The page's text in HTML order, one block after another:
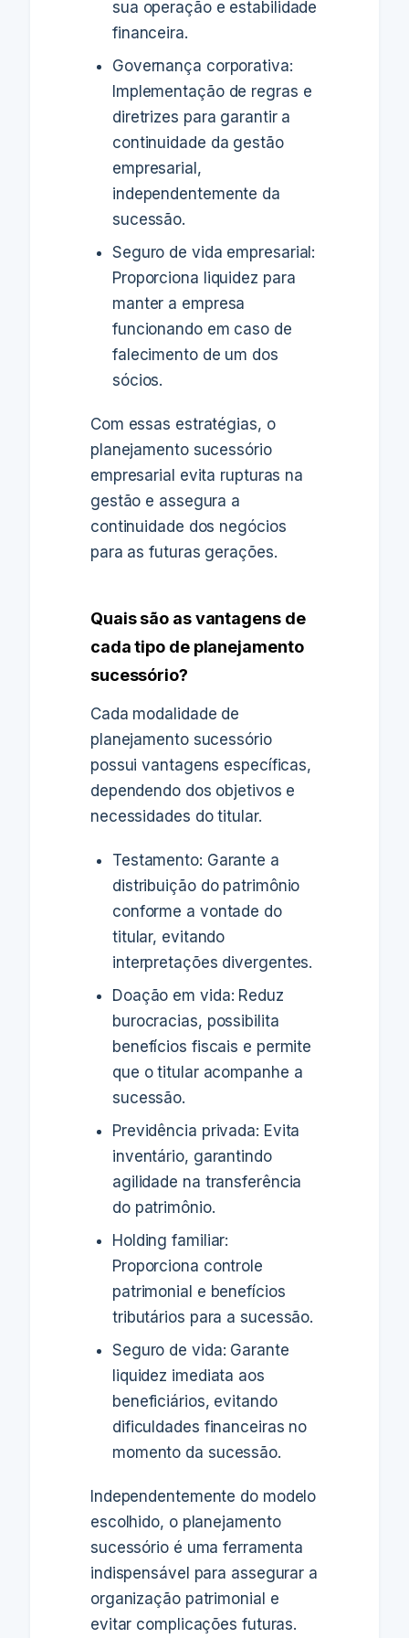
sua operação e estabilidade
financeira.
Governança corporativa:
Implementação de regras e
diretrizes para garantir a
continuidade da gestão
empresarial,
independentemente da
sucessão.
Seguro de vida empresarial:
Proporciona liquidez para
manter a empresa
funcionando em caso de
falecimento de um dos
sócios.
Com essas estratégias, o
planejamento sucessório
empresarial evita rupturas na
gestão e assegura a
continuidade dos negócios
para as futuras gerações.
Quais são as vantagens de
cada tipo de planejamento
sucessório?
Cada modalidade de
planejamento sucessório
possui vantagens específicas,
dependendo dos objetivos e
necessidades do titular.
Testamento: Garante a
distribuição do patrimônio
conforme a vontade do
titular, evitando
interpretações divergentes.
Doação em vida: Reduz
burocracias, possibilita
benefícios fiscais e permite
que o titular acompanhe a
sucessão.
Previdência privada: Evita
inventário, garantindo
agilidade na transferência
do patrimônio.
Holding familiar:
Proporciona controle
patrimonial e benefícios
tributários para a sucessão.
Seguro de vida: Garante
liquidez imediata aos
beneficiários, evitando
dificuldades financeiras no
momento da sucessão.
Independentemente do modelo
escolhido, o planejamento
sucessório é uma ferramenta
indispensável para assegurar a
organização patrimonial e
evitar complicações futuras.